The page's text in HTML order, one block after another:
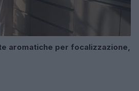
aromatiche per focalizzazione,